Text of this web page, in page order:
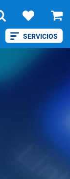
SERVICIOS